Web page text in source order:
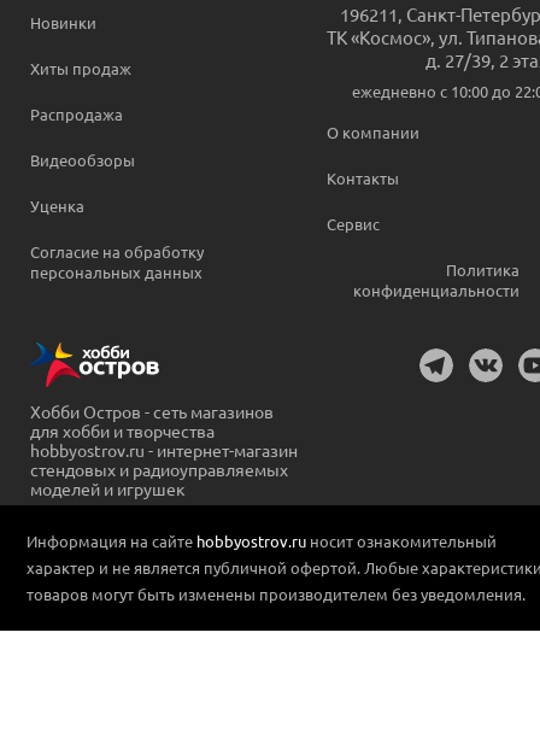
Новинки
Хиты продаж
Распродажа
Видеообзоры
Уценка
Согласие на обработку
персональных данных
196211 Санкт-
ТК «Космос», ул.
д. 27/39, 2
ежедневно c 10:00 до
О компании
Контакты
Сервис
Политика
конфиденциальности
Хобби Остров - сеть магазинов
для хобби и творчества
hobbyostrov.ru - интернет-магазин
стендовых и радиоуправляемых
моделей и игрушек
Информация на сайте hobbyostrov.ru носит ознакомительный
характер и не является публичной офертой. Любые
товаров могут быть изменены производителем без уведомления.